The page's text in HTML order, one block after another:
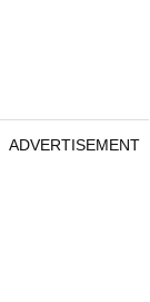
ADVERTISEMENT